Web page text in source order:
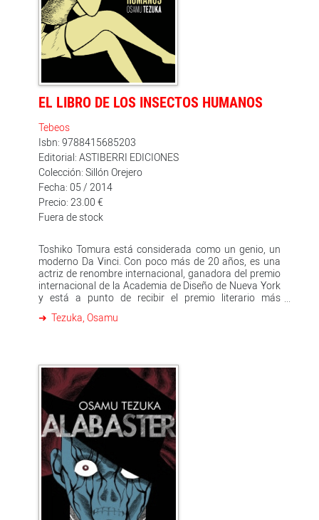
EL LIBRO DE LOS INSECTOS HUMANOS
Tebeos
Isbn: 9788415685203
Editorial: ASTIBERRI EDICIONES
Colección: Sillón Orejero
Fecha: 05 / 2014
Precio: 23.00 €
Fuera de stock
Toshiko Tomura está considerada como un genio, un
moderno Da Vinci. Con poco más de 20 años, es una
actriz de renombre internacional, ganadora del premio
internacional de la Academia de Diseño de Nueva York
y está a punto de recibir el premio literario más
titulares de los periódicos e inspiran programas de
metamorfosis. Es probable que Osamu Tezuka sea
más conocido fuera de Japón por ser el creador de
'Astroboy', pero seguramente sus thrillers son sus
mejores obras. 'El libro de los insectos humanos' es una
de las primeras novelas gráficas, destinadas a un
público adulto, que escribió y dibujó. Su protagonista,
Toshiko, es una solitaria mujer fatal dispuesta a que el
mundo le dé todo lo que se proponga. Su capacidad
para la imitación le permite aferrarse a gente con
talento para extraer de ellos todo lo que le interesa.
Tezuka, Osamu